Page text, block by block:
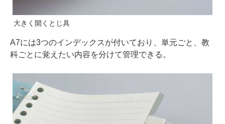
大きく開くとじ具
A7には3つのインデックスが付いており、単元ごと、教
科ごとに覚えたい内容を分けて管理できる。